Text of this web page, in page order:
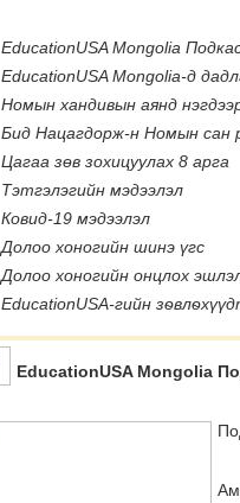
EducationUSA Mongolia
EducationUSA Mongolia-д
Номын хандивын аянд
Бид Нацагдорж-н Номын сан
Цагаа зөв зохицуулах 8 арга
Тэтгэлэгийн мэдээлэл
Ковид-19 мэдээлэл
Долоо хоногийн шинэ үгс
Долоо хоногийн онцлох
EducationUSA-гийн
EducationUSA Mongolia